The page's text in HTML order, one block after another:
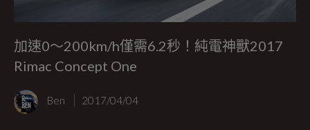
加速0～200km/h僅需6.2秒！純電神獸2017
Rimac Concept One
Ben 2017/04/04